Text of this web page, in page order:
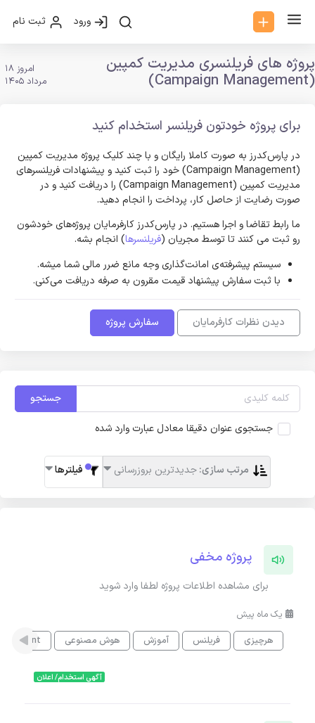
ورود ثبت نام
پروژه های فریلنسری مدیریت کمپین
(Campaign Management)
امروز 18
مرداد 1405
برای پروژه خودتون فریلنسر استخدام کنید
در پارس‌کدرز به صورت کاملا رایگان و با چند کلیک پروژه مدیریت کمپین
(Campaign Management) خود را ثبت کنید و پیشنهادات فریلنسر‌های
مدیریت کمپین (Campaign Management) را دریافت کنید و در
صورت رضایت از حاصل کار، پرداخت را انجام دهید.
ما رابط تقاضا و اجرا هستیم. در پارس‌کدرز کارفرمایان پروژه‌های خودشون
رو ثبت می کنند تا توسط مجریان (فریلنسرها) انجام بشه.
سیستم پیشرفته‌ی امانت‌گذاری وجه مانع ضرر مالی شما میشه.
با ثبت سفارش پیشنهاد قیمت مقرون به صرفه دریافت می‌کنی.
دیدن نظرات کارفرمایان سفارش پروژه
جستجو
جستجوی عنوان دقیقا معادل عبارت وارد شده
مرتب سازی:جدیدترین بروزرسانی فیلترها
پروژه مخفی
برای مشاهده اطلاعات پروژه لطفا وارد شوید
یک ماه پیش
هرچیزی
فریلنس آموزش هوش مصنوعی
آگهی استخدام/ اعلان